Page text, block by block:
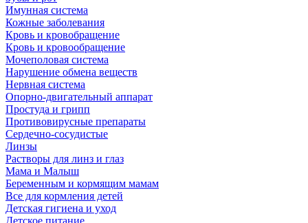
Имунная система
Кожные заболевания
Кровь и кровобращение
Кровь и кровообращение
Мочеполовая система
Нарушение обмена веществ
Нервная система
Опорно-двигательный аппарат
Простуда и грипп
Противовирусные препараты
Сердечно-сосудистые
Линзы
Растворы для линз и глаз
Мама и Малыш
Беременным и кормящим мамам
Все для кормления детей
Детская гигиена и уход
Детское питание